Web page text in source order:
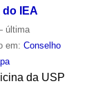
do IEA
última
em: Conselho
da USP